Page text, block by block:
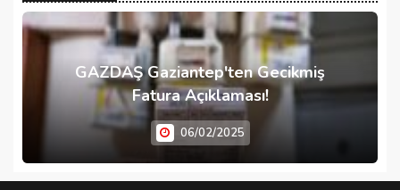
GAZDAŞ Gaziantep'ten Gecikmiş
Fatura Açıklaması!
06/02/2025